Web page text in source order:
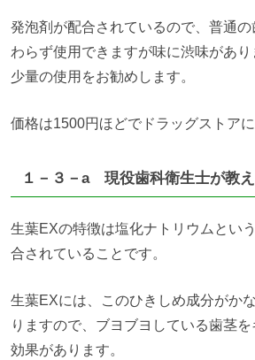
発泡剤が配合されているので、普通
わらず使用できますが味に渋味があ
少量の使用をお勧めします。
価格は1500円ほどでドラッグストアに
１－３－a 現役歯科衛生士が教
生葉EXの特徴は塩化ナトリウムとい
合されていることです。
生葉EXには、このひきしめ成分がか
りますので、ブヨブヨしている歯茎
効果があります。